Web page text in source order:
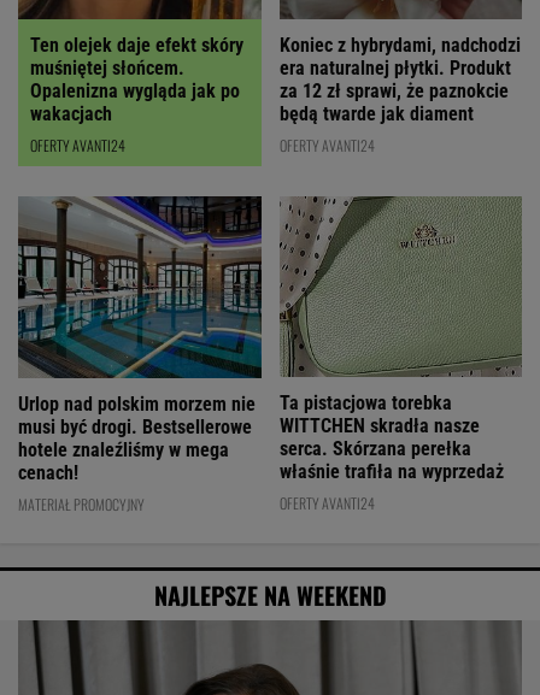
Ten olejek daje efekt skóry
muśniętej słońcem.
Opalenizna wygląda jak po
wakacjach
OFERTY AVANTI24
Koniec z hybrydami, nadchodzi
era naturalnej płytki. Produkt
za 12 zł sprawi, że paznokcie
będą twarde jak diament
OFERTY AVANTI24
Urlop nad polskim morzem nie
musi być drogi. Bestsellerowe
hotele znaleźliśmy w mega
cenach!
MATERIAŁ PROMOCYJNY
Ta pistacjowa torebka
WITTCHEN skradła nasze
serca. Skórzana perełka
właśnie trafiła na wyprzedaż
OFERTY AVANTI24
NAJLEPSZE NA WEEKEND